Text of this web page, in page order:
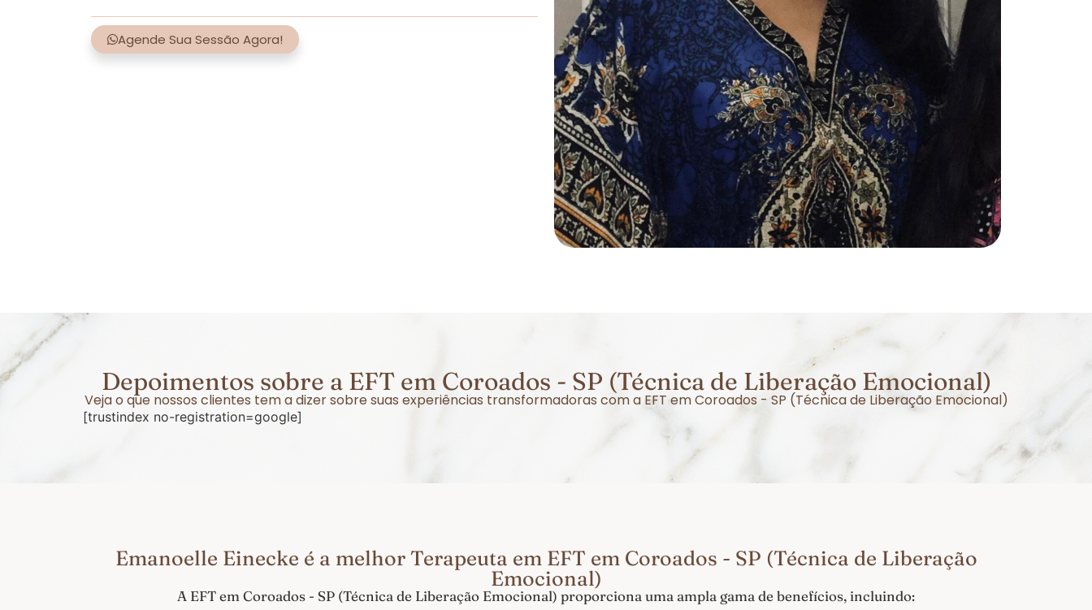
Agende Sua Sessão Agora!
Depoimentos sobre a EFT em Coroados - SP (Técnica de Liberação Emocional)
Veja o que nossos clientes tem a dizer sobre suas experiências transformadoras com a EFT em Coroados - SP (Técnica de Liberação Emocional)
[trustindex no-registration=google]
Emanoelle Einecke é a melhor Terapeuta em EFT em Coroados - SP (Técnica de Liberação
Emocional)
A EFT em Coroados - SP (Técnica de Liberação Emocional) proporciona uma ampla gama de benefícios, incluindo: